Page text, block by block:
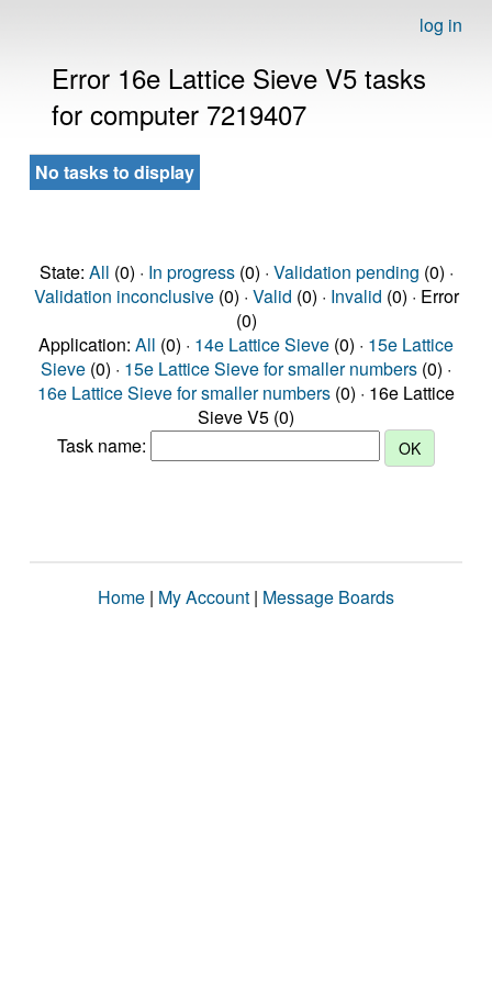
log in
Error 16e Lattice Sieve V5 tasks
for computer 7219407
No tasks to display
State: All (0) · In progress(0) · Validation pending (0) ·
Validation inconclusive(0) · Valid (0) · Invalid (0) · Error
(0)
Application: All (0) · 14e Lattice Sieve (0) · 15e Lattice
Sieve (0) · 15e Lattice Sieve for smaller numbers (0) ·
16e Lattice Sieve for smaller numbers (0) · 16e Lattice
Sieve V5 (0)
Task name:
Home | My Account | Message Boards